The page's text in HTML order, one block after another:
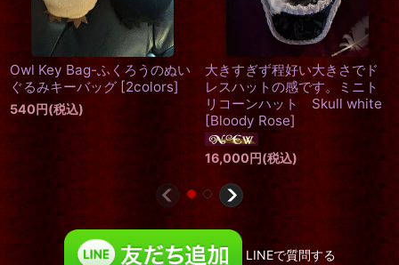
Rose de Reficul Long
wallet「Rose Red」 [ロウズ
長財布]
4,800円(税込)
ボディジュエリー [Bloody
18,000 円 (税込)
LINEで質問する